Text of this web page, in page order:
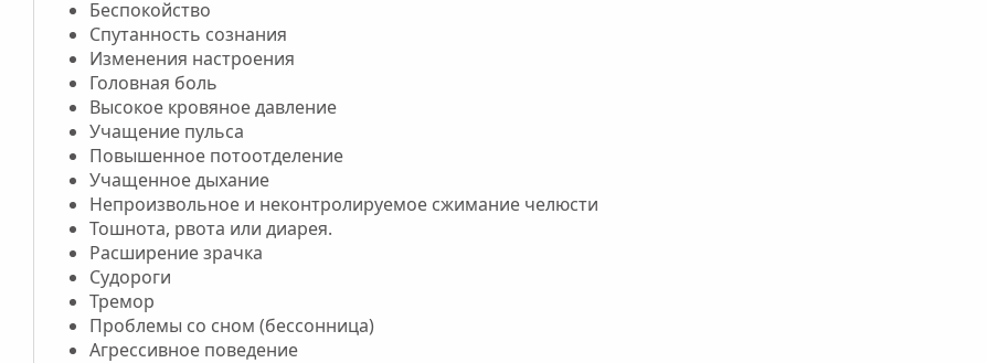
Беспокойство
Спутанность сознания
Изменения настроения
Головная боль
Высокое кровяное давление
Учащение пульса
Повышенное потоотделение
Учащенное дыхание
Непроизвольное и неконтролируемое сжимание челюсти
Тошнота, рвота или диарея.
Расширение зрачка
Судороги
Тремор
Проблемы со сном (бессонница)
Агрессивное поведение